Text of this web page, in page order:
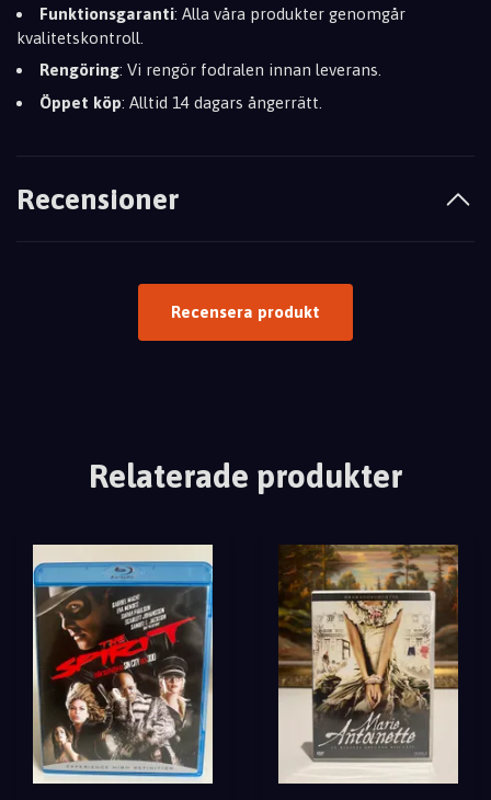
Funktionsgaranti: Alla våra produkter genomgår
kvalitetskontroll.
Rengöring: Vi rengör fodralen innan leverans.
Öppet köp: Alltid 14 dagars ångerrätt.
Recensioner
Recensera produkt
Relaterade produkter